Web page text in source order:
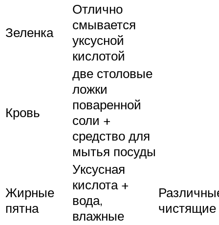
Зеленка
Отлично
смывается
уксусной
кислотой
Кровь
две столовые
ложки
поваренной
соли +
средство для
мытья посуды
Жирные
пятна
Уксусная
кислота +
вода,
влажные
чистящие